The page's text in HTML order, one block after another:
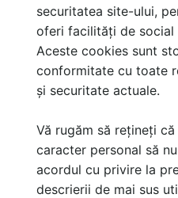
securitatea site-ului,
oferi facilități de social
Aceste cookies sunt
conformitate cu toate
și securitate actuale.
Vă rugăm să rețineți
caracter personal să
acordul cu privire la
descrierii de mai sus